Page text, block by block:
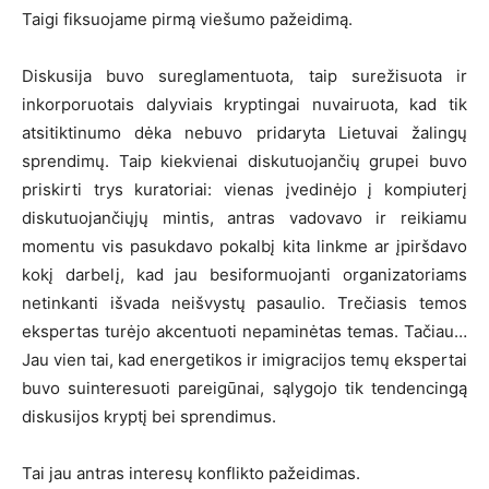
Taigi fiksuojame pirmą viešumo pažeidimą.
Diskusija buvo sureglamentuota, taip surežisuota ir
inkorporuotais dalyviais kryptingai nuvairuota, kad tik
atsitiktinumo dėka nebuvo pridaryta Lietuvai žalingų
sprendimų. Taip kiekvienai diskutuojančių grupei buvo
priskirti trys kuratoriai: vienas įvedinėjo į kompiuterį
diskutuojančiųjų mintis, antras vadovavo ir reikiamu
momentu vis pasukdavo pokalbį kita linkme ar įpiršdavo
kokį darbelį, kad jau besiformuojanti organizatoriams
netinkanti išvada neišvystų pasaulio. Trečiasis temos
ekspertas turėjo akcentuoti nepaminėtas temas. Tačiau…
Jau vien tai, kad energetikos ir imigracijos temų ekspertai
buvo suinteresuoti pareigūnai, sąlygojo tik tendencingą
diskusijos kryptį bei sprendimus.
Tai jau antras interesų konflikto pažeidimas.